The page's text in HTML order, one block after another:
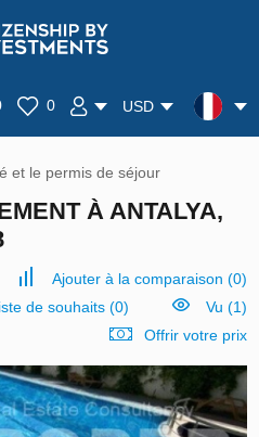
0 USD
et le permis de séjour
À ANTALYA,
Ajouter à la comparaison (0)
de souhaits(0)
Vu (1)
Offrir votre prix